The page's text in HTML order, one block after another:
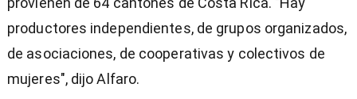
productores independientes, de grupos organizados,
de asociaciones, de cooperativas y colectivos de
mujeres", dijo Alfaro.